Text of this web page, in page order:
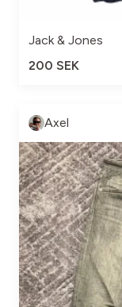
Jack & Jones
200 SEK
Axel